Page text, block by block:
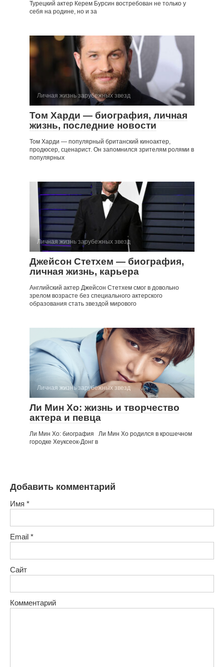
Турецкий актер Керем Бурсин востребован не только у
себя на родине, но и за
Личная жизнь зарубежных звезд
Том Харди — биография, личная
жизнь, последние новости
Том Харди — популярный британский киноактер,
продюсер, сценарист. Он запомнился зрителям ролями в
популярных
Личная жизнь зарубежных звезд
Джейсон Стетхем — биография,
личная жизнь, карьера
Английский актер Джейсон Стетхем смог в довольно
зрелом возрасте без специального актерского
образования стать звездой мирового
Личная жизнь зарубежных звезд
Ли Мин Хо: жизнь и творчество
актера и певца
Ли Мин Хо: биография Ли Мин Хо родился в крошечном
городке Хеуксеок-Донг в
Добавить комментарий
Имя *
Email *
Сайт
Комментарий